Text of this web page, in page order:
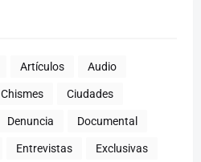
Artículos Audio
Chismes Ciudades
Denuncia Documental
Entrevistas Exclusivas